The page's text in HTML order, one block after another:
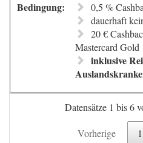
0,5 %
dauerhaft
20 €
Mastercard Gold
inklusive
Datensätze 1 bis 6
Vorherige 1